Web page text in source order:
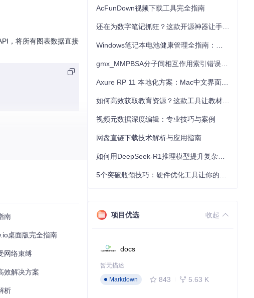
，将所有图表数据直接
距精确到像素级；自动
南
桌面版完全指南
网络束缚
效解决方案
析
AcFunDown视频下载工具完全指南
视频元数据深度编辑：专业技巧与案例
网盘直链下载技术解析与应用指南
项目优选 收起
docs
暂无描述
Markdown
843 5.63 K